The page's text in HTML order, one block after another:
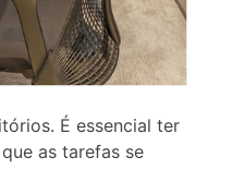
É essencial ter
as tarefas se